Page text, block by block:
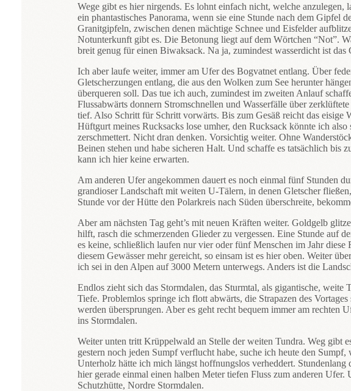
Wege gibt es hier nirgends. Es lohnt einfach nicht, welche
ein phantastisches Panorama, wenn sie eine Stunde nach dem Gipfel
Granitgipfeln, zwischen denen mächtige Schnee und Eisfelder
Notunterkunft gibt es. Die Betonung liegt auf dem Wörtchen “Not”.
breit genug für einen Biwaksack. Na ja, zumindest wasserdicht ist das
Ich aber laufe weiter, immer am Ufer des Bogvatnet entlang. Über
Gletscherzungen entlang, die aus den Wolken zum See herunter
überqueren soll. Das tue ich auch, zumindest im zweiten Anlauf
Flussabwärts donnern Stromschnellen und Wasserfälle über
tief. Also Schritt für Schritt vorwärts. Bis zum Gesäß reicht das eisige
Hüftgurt meines Rucksacks lose umher, den Rucksack könnte ich
zerschmettert. Nicht dran denken. Vorsichtig weiter. Ohne
Beinen stehen und habe sicheren Halt. Und schaffe es tatsächlich
kann ich hier keine erwarten.
Am anderen Ufer angekommen dauert es noch einmal fünf Stunden
grandioser Landschaft mit weiten U-Tälern, in denen Gletscher
Stunde vor der Hütte den Polarkreis nach Süden überschreite,
Aber am nächsten Tag geht’s mit neuen Kräften weiter. Goldgelb
hilft, rasch die schmerzenden Glieder zu vergessen. Eine Stunde auf
es keine, schließlich laufen nur vier oder fünf Menschen im Jahr
diesem Gewässer mehr gereicht, so einsam ist es hier oben. Weiter
ich sei in den Alpen auf 3000 Metern unterwegs. Anders ist die
Endlos zieht sich das Stormdalen, das Sturmtal, als gigantische,
Tiefe. Problemlos springe ich flott abwärts, die Strapazen des
werden übersprungen. Aber es geht recht bequem immer am rechten
ins Stormdalen.
Weiter unten tritt Krüppelwald an Stelle der weiten Tundra. Weg gibt
gestern noch jeden Sumpf verflucht habe, suche ich heute den
Unterholz hätte ich mich längst hoffnungslos verheddert.
hier gerade einmal einen halben Meter tiefen Fluss zum anderen
Schutzhütte, Nordre Stormdalen.